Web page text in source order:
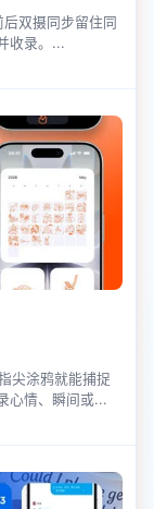
双摄同步留住同
收录。...
尖涂鸦就能捕捉
心情、瞬间或...